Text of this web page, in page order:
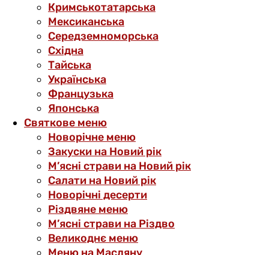
Кримськотатарська
Мексиканська
Середземноморська
Східна
Тайська
Українська
Французька
Японська
Святкове меню
Новорічне меню
Закуски на Новий рік
М’ясні страви на Новий рік
Салати на Новий рік
Новорічні десерти
Різдвяне меню
М’ясні страви на Різдво
Великоднє меню